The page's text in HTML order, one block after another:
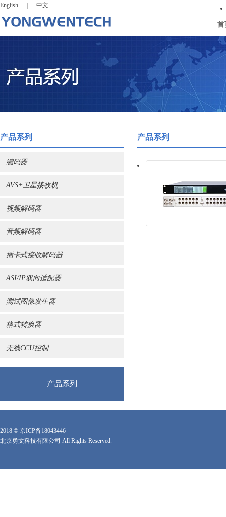
English 中文
首
产品系列
编码器
AVS+卫星接收机
视频解码器
音频解码器
插卡式接收解码器
ASI/IP双向适配器
测试图像发生器
格式转换器
无线CCU控制
产品系列
产品系列
2018 © 京ICP备18043446
北京勇文科技有限公司 All Rights Reserved.